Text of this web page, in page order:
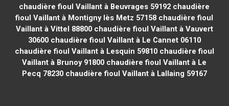
chaudière fioul Vaillant à Beuvrages 59192 chaudière
fioul Vaillant à Montigny lès Metz 57158 chaudière fioul
Vaillant à Vittel 88800chaudière fioul Vaillant à Vauvert
30600chaudière fioul Vaillant à Le Cannet 06110
chaudière fioul Vaillant à Lesquin 59810chaudière fioul
Vaillant à Brunoy 91800 chaudière fioul Vaillant à Le
Pecq 78230chaudière fioul Vaillant à Lallaing 59167